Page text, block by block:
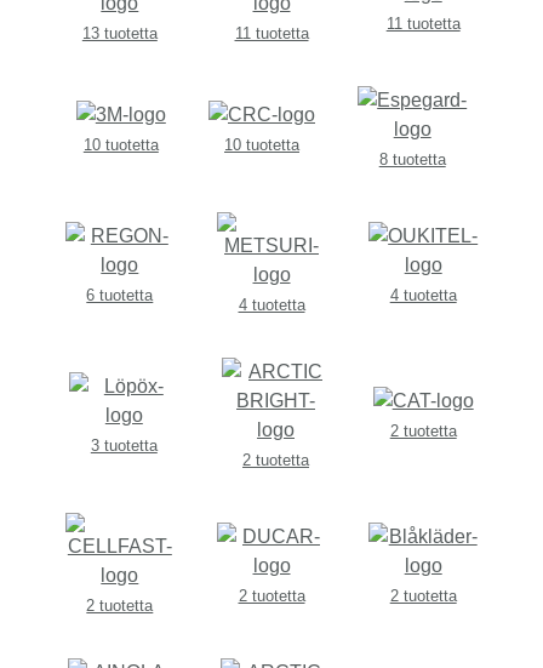
13 tuotetta 11 tuotetta
11 tuotetta
10 tuotetta
10 tuotetta
8 tuotetta
6 tuotetta
4 tuotetta
4 tuotetta
3 tuotetta
2 tuotetta
2 tuotetta
2 tuotetta
2 tuotetta 2 tuotetta